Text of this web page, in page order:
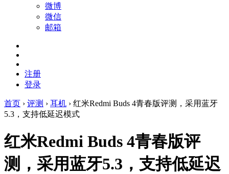
微博
微信
邮箱
注册
登录
首页 › 评测 › 耳机 › 红米Redmi Buds 4青春版评测，采用蓝牙
5.3，支持低延迟模式
红米Redmi Buds 4青春版评
测，采用蓝牙5.3，支持低延迟